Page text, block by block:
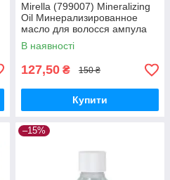
Mirella (799007) Mineralizing
Oil Минерализированное
масло для волосся ампула
10мл*1шт
В наявності
127,50 ₴ 150 ₴
Купити
–15%